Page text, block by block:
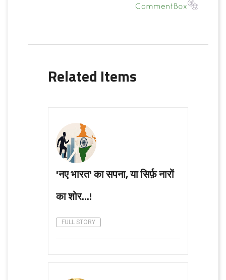
Related Items
'नए भारत' का सपना, या सिर्फ़ नारों
का शोर...!
FULL STORY